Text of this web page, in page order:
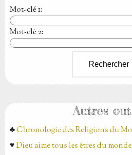
Mot-clé 1:
Mot-clé 2:
Autres
♣Chronologie des Religions du
♥Dieu aime tous les êtres du monde